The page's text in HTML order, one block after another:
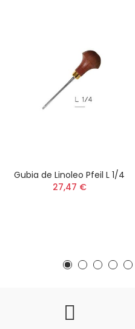
Gubia de Linoleo Pfeil L 1/4
27,47 €